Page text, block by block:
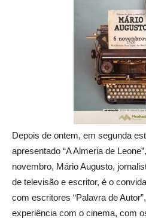
Depois de ontem, em segunda
apresentado “A Almeria de
novembro, Mário Augusto,
de televisão e escritor, é o
com escritores “Palavra de
experiência com o cinema, com